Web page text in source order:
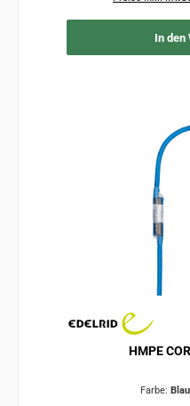
In den
HMPE
Farbe: Blau